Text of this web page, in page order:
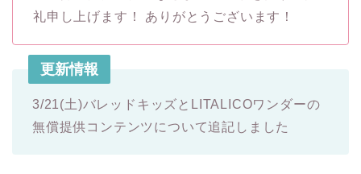
礼申し上げます！ ありがとうございます！
更新情報
3/21(土)バレッドキッズとLITALICOワンダーの
無償提供コンテンツについて追記しました